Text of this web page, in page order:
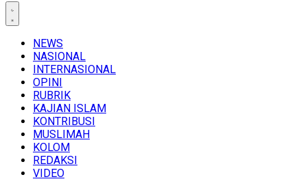
NEWS
NASIONAL
INTERNASIONAL
OPINI
RUBRIK
KAJIAN ISLAM
KONTRIBUSI
MUSLIMAH
KOLOM
REDAKSI
VIDEO